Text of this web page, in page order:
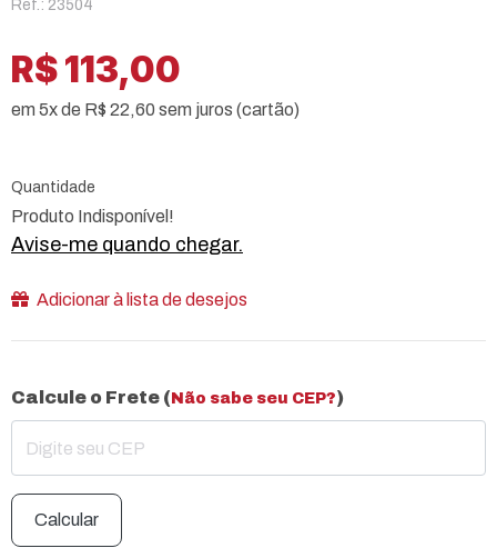
Ref.: 23504
R$ 113,00
em 5x de R$ 22,60 sem juros (cartão)
Quantidade
Produto Indisponível!
Avise-me quando chegar.
Adicionar à lista de desejos
Calcule o Frete ( Não sabe seu CEP?)
Calcular